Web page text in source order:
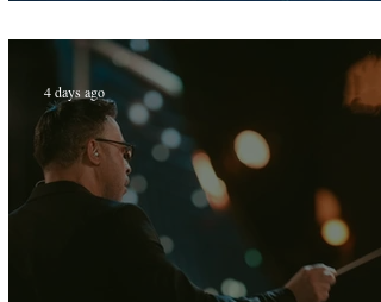
public tunisien
4 days ago